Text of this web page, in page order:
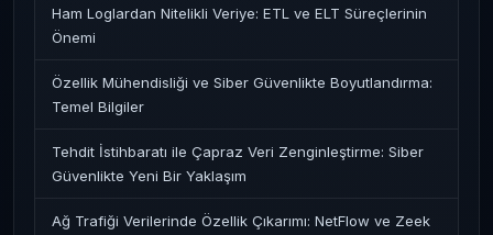
Ham Loglardan Nitelikli Veriye: ETL ve ELT Süreçlerinin
Önemi
Özellik Mühendisliği ve Siber Güvenlikte Boyutlandırma:
Temel Bilgiler
Tehdit İstihbaratı ile Çapraz Veri Zenginleştirme: Siber
Güvenlikte Yeni Bir Yaklaşım
Ağ Trafiği Verilerinde Özellik Çıkarımı: NetFlow ve Zeek